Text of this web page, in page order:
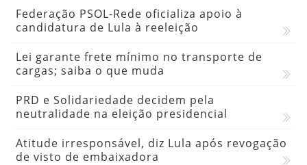
Federação PSOL-Rede oficializa apoio à
candidatura de Lula à reeleição
Lei garante frete mínimo no transporte de
cargas; saiba o que muda
PRD e Solidariedade decidem pela
neutralidade na eleição presidencial
Atitude irresponsável, diz Lula após revogação
de visto de embaixadora